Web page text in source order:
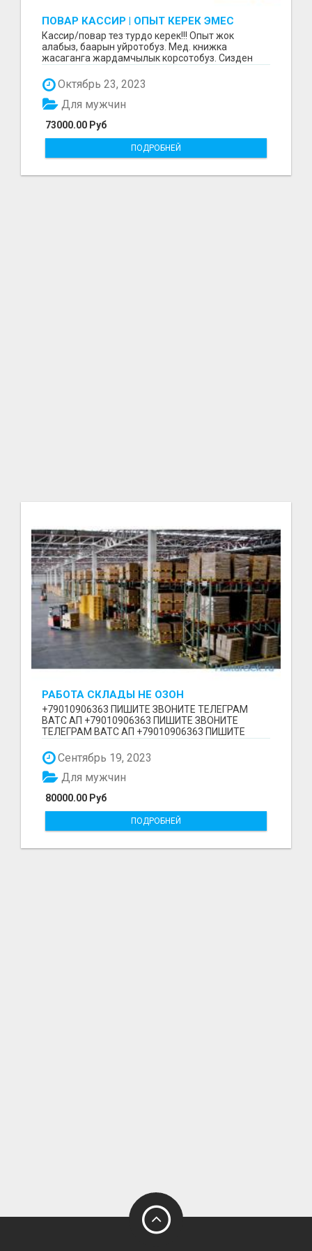
ПОВАР КАССИР | ОПЫТ КЕРЕК ЭМЕС
Кассир/повар тез турдо керек!!! Опыт жок
алабыз, баарын уйротобуз. Мед. книжка
жасаганга жардамчылык корсотобуз. Сизден
Октябрь 23, 2023
73000.00 Руб
Для мужчин
ПОДРОБНЕЙ
РАБОТА СКЛАДЫ НЕ ОЗОН
+79010906363 ПИШИТЕ ЗВОНИТЕ ТЕЛЕГРАМ
ВАТС АП +79010906363 ПИШИТЕ ЗВОНИТЕ
ТЕЛЕГРАМ ВАТС АП +79010906363 ПИШИТЕ
Сентябрь 19, 2023
80000.00 Руб
Для мужчин
ПОДРОБНЕЙ